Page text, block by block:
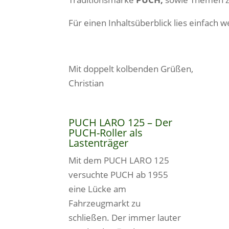
Für einen Inhaltsüberblick lies einfach
Mit doppelt kolbenden Grüßen,
Christian
PUCH LARO 125 – Der
PUCH-Roller als
Lastenträger
Mit dem PUCH LARO 125
versuchte PUCH ab 1955
eine Lücke am
Fahrzeugmarkt zu
schließen. Der immer lauter